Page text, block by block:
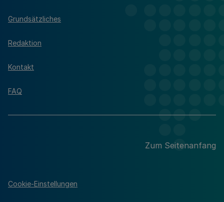
Grundsätzliches
Redaktion
Kontakt
FAQ
Zum Seitenanfang
Cookie-Einstellungen